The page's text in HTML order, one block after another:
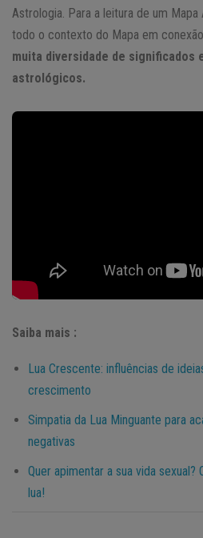
Astrologia. Para a leitura de um
todo o contexto do Mapa em
muita diversidade de significados
astrológicos.
Saiba mais :
Lua Crescente: influências de
crescimento
Simpatia da Lua Minguante para
negativas
Quer apimentar a sua vida
lua!